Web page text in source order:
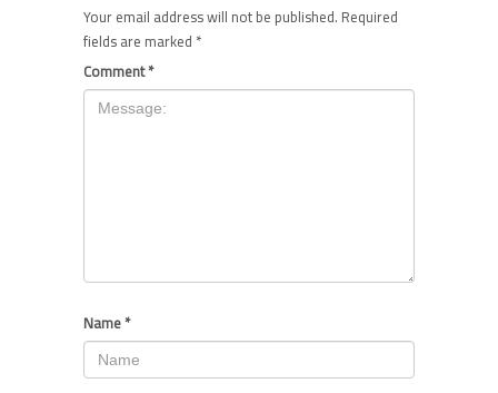
Your email address will not be published. Required
fields are marked *
Comment*
Name*